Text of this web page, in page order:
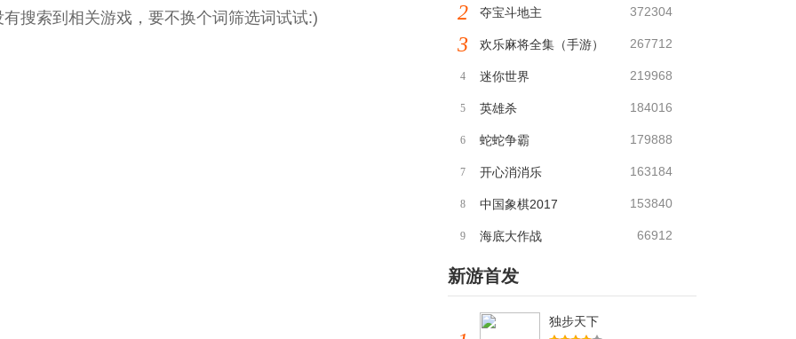
搜索到相关游戏，要不换个词筛选词试试:) 2 夺宝斗地主 372304
3 欢乐麻将全集（手游） 267712
4 迷你世界 219968
5 英雄杀 184016
6 蛇蛇争霸 179888
7 开心消消乐 163184
8 中国象棋2017 153840
9 海底大作战 66912
新游首发
独步天下